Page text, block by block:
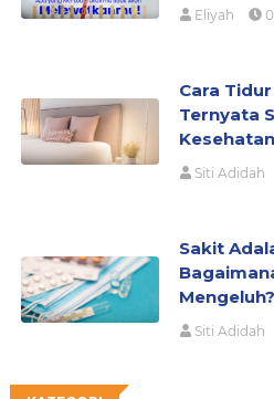
Eliyah
Cara
Ternyata
Siti Adidah
Sakit
Mengeluh?
Siti Adidah